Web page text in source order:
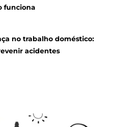
funciona
no trabalho doméstico:
acidentes